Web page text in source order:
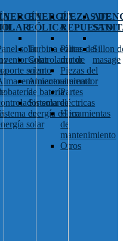
solar
solar
solar
batería
solar
de
solar
ENERGÍA
EÓLICA
Turbina eólica
Controlador de
viento
Almacenamiento
de batería
Sistema de
energía eólica
PIEZAS DE
REPUESTO
Partes del
motor
Piezas del
alternador
Partes
eléctricas
Herramientas
de
mantenimiento
Otros
Sillon
masage